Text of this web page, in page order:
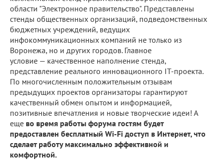
области "Электронное правительство". Представлены
стенды общественных организаций, подведомственных
бюджетных учреждений, ведущих
инфокоммуникационных компаний не только из
Воронежа, но и других городов. Главное
условие — качественное наполнение стенда,
представление реального инновационного IT-проекта.
По многочисленным положительным отзывам
предыдущих проектов организаторы гарантируют
качественный обмен опытом и информацией,
позитивные впечатления и новые творческие идеи! А
еще во время работы форума гостям будет
предоставлен бесплатный Wi-Fi доступ в Интернет, что
сделает работу максимально эффективной и
комфортной.